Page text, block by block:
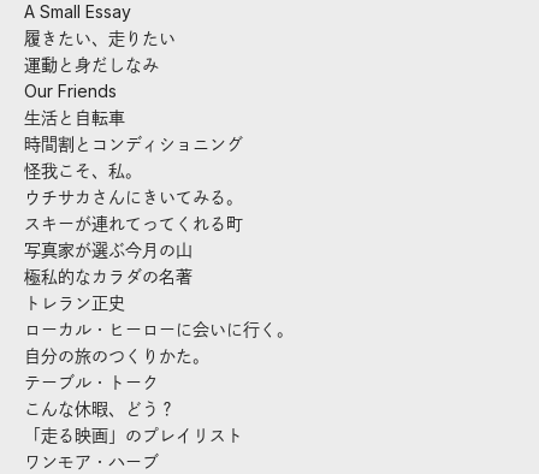
A Small Essay
履きたい、走りたい
運動と身だしなみ
Our Friends
生活と自転車
時間割とコンディショニング
怪我こそ、私。
ウチサカさんにきいてみる。
スキーが連れてってくれる町
写真家が選ぶ今月の山
極私的なカラダの名著
トレラン正史
ローカル・ヒーローに会いに行く。
自分の旅のつくりかた。
テーブル・トーク
こんな休暇、どう？
「走る映画」のプレイリスト
ワンモア・ハーブ